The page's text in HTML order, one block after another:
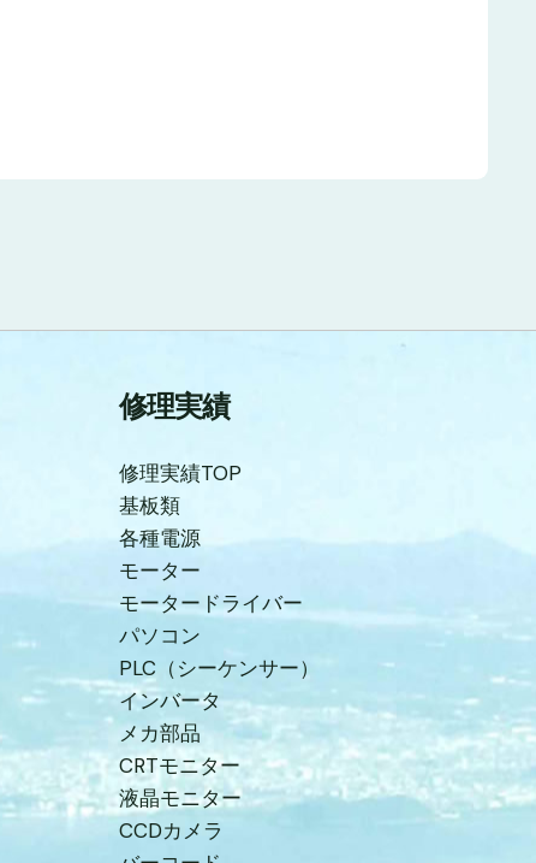
修理実績
修理実績TOP
基板類
各種電源
モーター
モータードライバー
パソコン
PLC（シーケンサー）
インバータ
メカ部品
CRTモニター
液晶モニター
CCDカメラ